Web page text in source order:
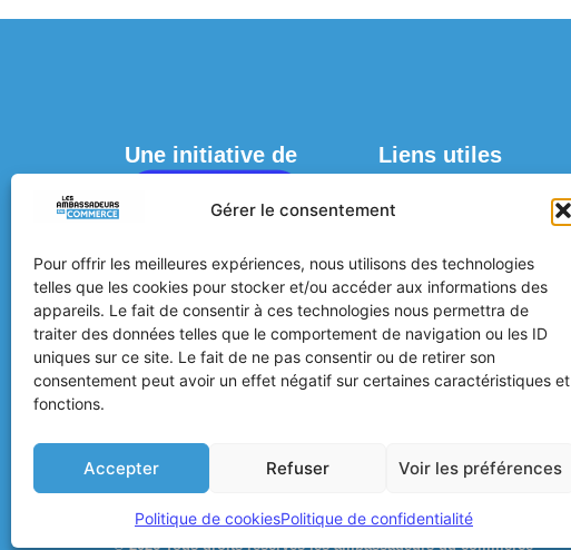
Gérer le consentement
Pour offrir les meilleures expériences, nous utilisons des technologies
telles que les cookies pour stocker et/ou accéder aux informations des
appareils. Le fait de consentir à ces technologies nous permettra de
traiter des données telles que le comportement de navigation ou les ID
uniques sur ce site. Le fait de ne pas consentir ou de retirer son
consentement peut avoir un effet négatif sur certaines caractéristiques et
fonctions.
Accepter Refuser Voir les préférences
Politique de cookiesPolitique de confidentialité
Une initiative de Liens utiles
PAR VILLES
JE M’AFFILIE / JE SUIS
AFFILIÉ(E)
© 2026 Tous droits réservés les ambassadeurs du commerce